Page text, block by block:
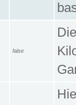
false